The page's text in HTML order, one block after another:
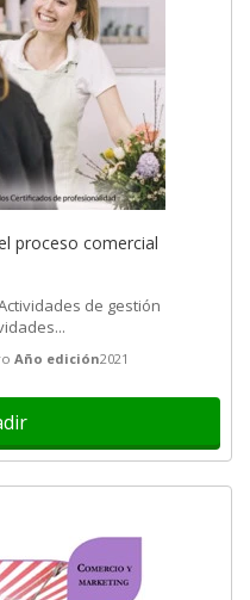
proceso comercial
de gestión
y Actividades...
Año edición2021